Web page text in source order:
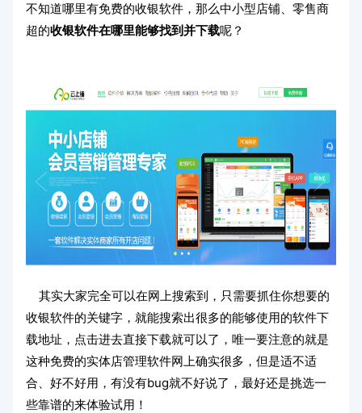
不知道哪里有免费的收银软件，那么中小型店铺、零售商
超的收银软件在哪里能够找到并下载呢？
其实大家完全可以在网上搜索到，只需要抓住你想要的
收银软件的关键字，就能搜索出很多的能够使用的软件下
载地址，点击进去直接下载就可以了，唯一要注意的就是
这种免费的实体店管理软件网上确实很多，但是适不适
合、好不好用，有没有bug就不好说了，最好还是挑选一
些靠谱的来体验试用！